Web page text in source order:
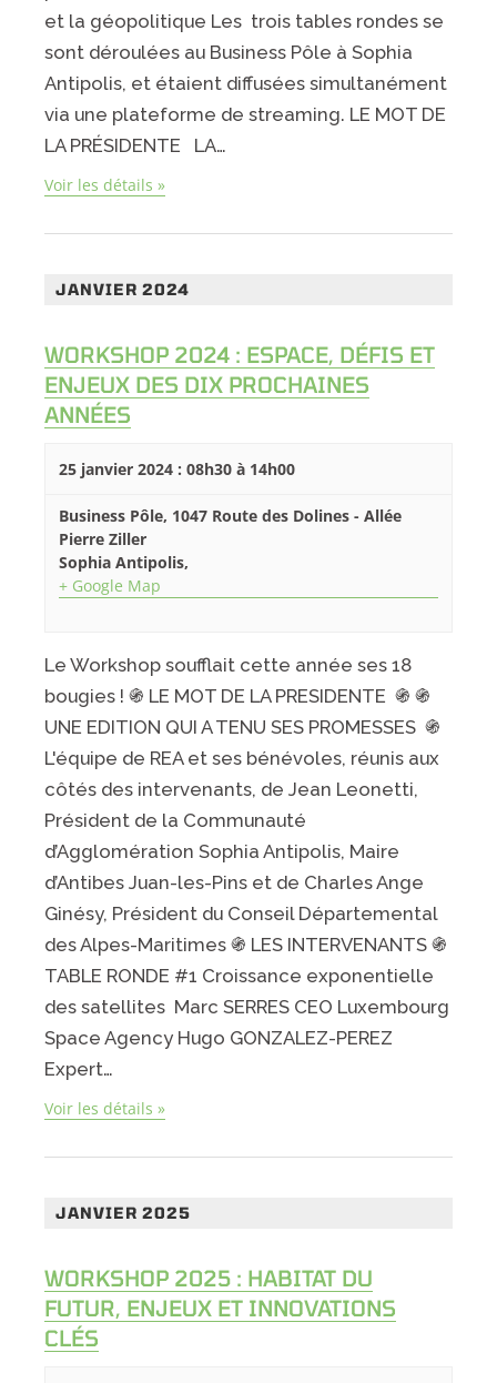
et la géopolitique Les trois tables rondes se
sont déroulées au Business Pôle à Sophia
Antipolis, et étaient diffusées simultanément
via une plateforme de streaming. LE MOT DE
LA PRÉSIDENTE LA…
Voir les détails »
JANVIER 2024
WORKSHOP 2024 : ESPACE, DÉFIS ET
ENJEUX DES DIX PROCHAINES
ANNÉES
25 janvier 2024 : 08h30 à 14h00
Business Pôle, 1047 Route des Dolines - Allée
Pierre Ziller
Sophia Antipolis,
+ Google Map
Le Workshop soufflait cette année ses 18
bougies ! ֍ LE MOT DE LA PRESIDENTE ֍ ֍
UNE EDITION QUI A TENU SES PROMESSES ֍
L'équipe de REA et ses bénévoles, réunis aux
côtés des intervenants, de Jean Leonetti,
Président de la Communauté
d’Agglomération Sophia Antipolis, Maire
d’Antibes Juan-les-Pins et de Charles Ange
Ginésy, Président du Conseil Départemental
des Alpes-Maritimes ֍ LES INTERVENANTS ֍
TABLE RONDE #1 Croissance exponentielle
des satellites Marc SERRES CEO Luxembourg
Space Agency Hugo GONZALEZ-PEREZ
Expert…
Voir les détails »
JANVIER 2025
WORKSHOP 2025 : HABITAT DU
FUTUR, ENJEUX ET INNOVATIONS
CLÉS